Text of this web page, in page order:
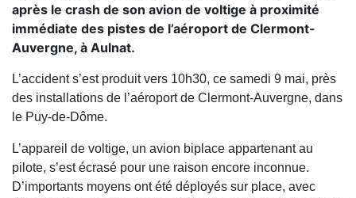
après le crash de son avion de voltige à proximité
immédiate des pistes de l’aéroport de Clermont-
Auvergne, à Aulnat.
L’accident s’est produit vers 10h30, ce samedi 9 mai, près
des installations de l’aéroport de Clermont-Auvergne, dans
le Puy-de-Dôme.
L’appareil de voltige, un avion biplace appartenant au
pilote, s’est écrasé pour une raison encore inconnue.
D’importants moyens ont été déployés sur place, avec